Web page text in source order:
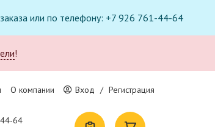
или по телефону: +7 926 761-44-64
!
О компании Вход / Регистрация
64